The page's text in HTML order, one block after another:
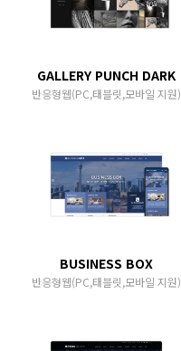
GALLERY PUNCH DARK
반응형웹(PC,태블릿,모바일 지원)
BUSINESS BOX
반응형웹(PC,태블릿,모바일 지원)